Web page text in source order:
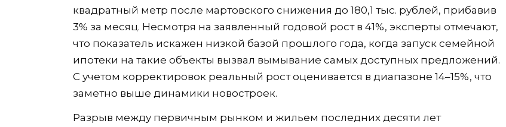
квадратный метр после мартовского снижения до 180,1 тыс. рублей, прибавив
3% за месяц. Несмотря на заявленный годовой рост в 41%, эксперты отмечают,
что показатель искажен низкой базой прошлого года, когда запуск семейной
ипотеки на такие объекты вызвал вымывание самых доступных предложений.
С учетом корректировок реальный рост оценивается в диапазоне 14–15%, что
заметно выше динамики новостроек.
Разрыв между первичным рынком и жильем последних десяти лет